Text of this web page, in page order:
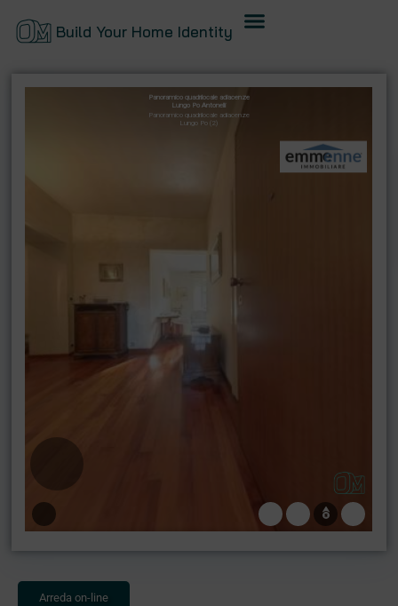
Build Your Home Identity
Arreda on-line